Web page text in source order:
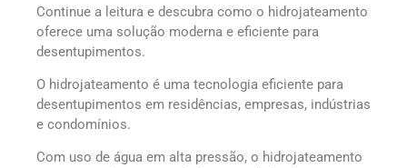
Continue a leitura e descubra como o hidrojateamento
oferece uma solução moderna e eficiente para
desentupimentos.
O hidrojateamento é uma tecnologia eficiente para
desentupimentos em residências, empresas, indústrias
e condomínios.
Com uso de água em alta pressão, o hidrojateamento